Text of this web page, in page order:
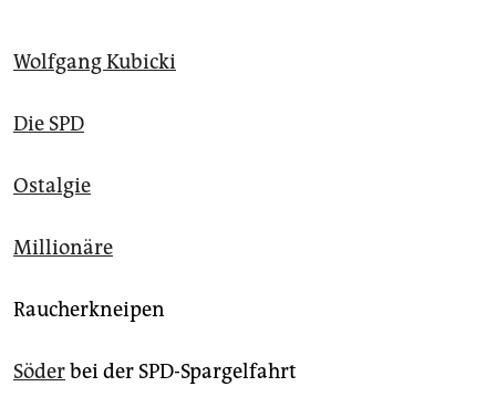
Wolfgang Kubicki
Die SPD
Ostalgie
Millionäre
Raucherkneipen
Söderbei der SPD-Spargelfahrt